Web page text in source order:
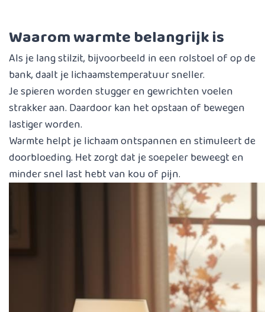
Waarom warmte belangrijk is
Als je lang stilzit, bijvoorbeeld in een rolstoel of op de
bank, daalt je lichaamstemperatuur sneller.
Je spieren worden stugger en gewrichten voelen
strakker aan. Daardoor kan het opstaan of bewegen
lastiger worden.
Warmte helpt je lichaam ontspannen en stimuleert de
doorbloeding. Het zorgt dat je soepeler beweegt en
minder snel last hebt van kou of pijn.